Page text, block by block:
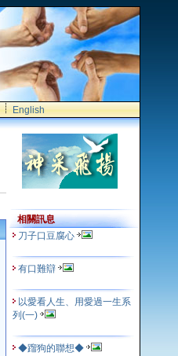
English
相關訊息
刀子口豆腐心
有口難辯
以愛看人生、用愛過一生系
列(一)
◆蹓狗的聯想◆